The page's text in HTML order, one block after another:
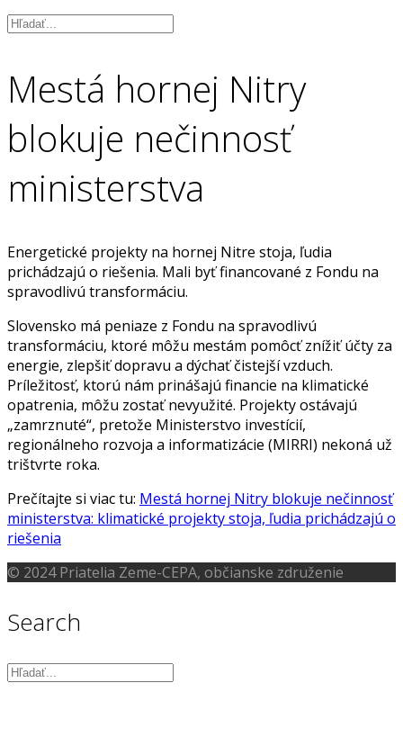
Mestá hornej Nitry
blokuje nečinnosť
ministerstva
Energetické projekty na hornej Nitre stoja, ľudia
prichádzajú o riešenia. Mali byť financované z Fondu na
spravodlivú transformáciu.
Slovensko má peniaze z Fondu na spravodlivú
transformáciu, ktoré môžu mestám pomôcť znížiť účty za
energie, zlepšiť dopravu a dýchať čistejší vzduch.
Príležitosť, ktorú nám prinášajú financie na klimatické
opatrenia, môžu zostať nevyužité. Projekty ostávajú
„zamrznuté“, pretože Ministerstvo investícií,
regionálneho rozvoja a informatizácie (MIRRI) nekoná už
trištvrte roka.
Prečítajte si viac tu: Mestá hornej Nitry blokuje nečinnosť
ministerstva: klimatické projekty stoja, ľudia prichádzajú o
riešenia
© 2024 Priatelia Zeme-CEPA, občianske združenie
Search